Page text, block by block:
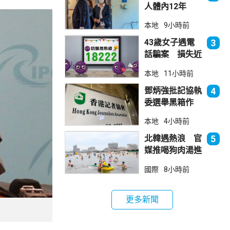
人體內12年
業失當除牌1個
月
本地 9小時前
43歲女子遇電
話騙案 損失近
3
本地 11小時前
鄧炳強批記協執
委選舉黑箱作
國安一定「釘死
你」
4
本地 4小時前
北韓遇熱浪 官
媒推喝狗肉湯進
5
國際 8小時前
更多新聞